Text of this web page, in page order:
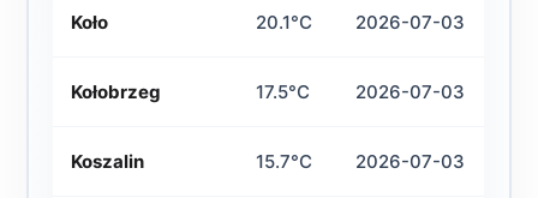
Koło 20.1°C 2026-07-03
Kołobrzeg 17.5°C 2026-07-03
Koszalin 15.7°C 2026-07-03